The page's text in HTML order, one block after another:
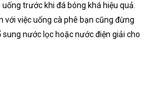
trước khi đá bóng khá hiệu quả.
với việc uống cà phê bạn cũng đừng
sung nước lọc hoặc nước điện giải cho